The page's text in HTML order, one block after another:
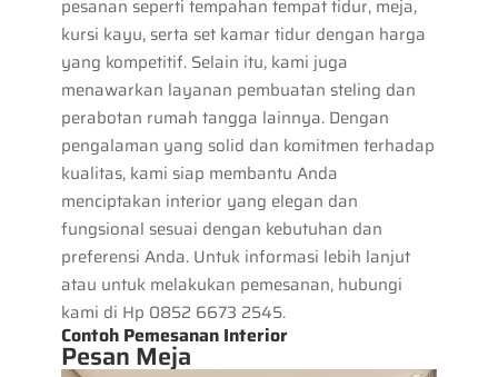
pesanan seperti tempahan tempat tidur, meja,
kursi kayu, serta set kamar tidur dengan harga
yang kompetitif. Selain itu, kami juga
menawarkan layanan pembuatan steling dan
perabotan rumah tangga lainnya. Dengan
pengalaman yang solid dan komitmen terhadap
kualitas, kami siap membantu Anda
menciptakan interior yang elegan dan
fungsional sesuai dengan kebutuhan dan
preferensi Anda. Untuk informasi lebih lanjut
atau untuk melakukan pemesanan, hubungi
kami di Hp 0852 6673 2545.
Contoh Pemesanan Interior
Pesan Meja